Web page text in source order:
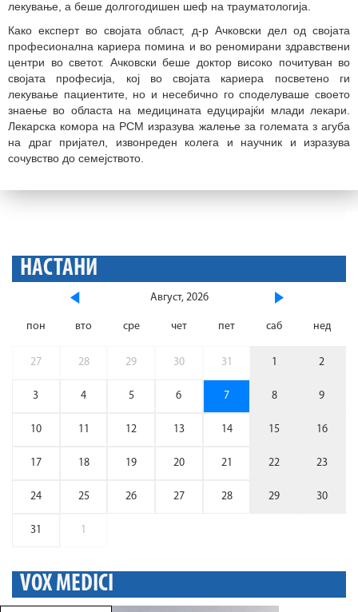
лекување, а беше долгогодишен шеф на трауматологија.
Како експерт во својата област, д-р Ачковски дел од својата
професионална кариера помина и во реномирани здравствени
центри во светот. Ачковски беше доктор високо почитуван во
својата професија, кој во својата кариера посветено ги
лекување пациентите, но и несебично го споделуваше своето
знаење во областа на медицината едуцирајќи млади лекари.
Лекарска комора на РСМ изразува жалење за големата з агуба
на драг пријател, извонреден колега и научник и изразува
сочувство до семејството.
НАСТАНИ
Август, 2026
пон вто сре чет пет саб нед
27 28 29 30 31 1 2
3 4 5 6 7 8 9
10 11 12 13 14 15 16
17 18 19 20 21 22 23
24 25 26 27 28 29 30
31 1
VOX MEDICI